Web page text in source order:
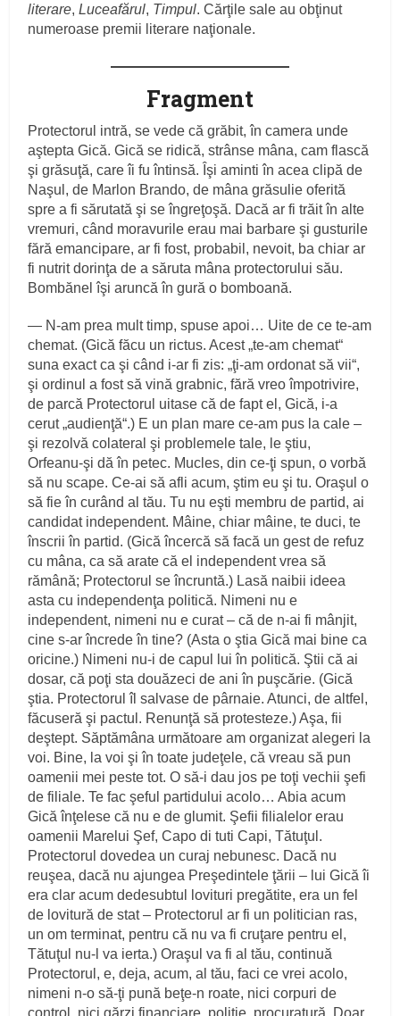
literare,Luceafărul, Timpul. Cărţile sale au obţinut
numeroase premii literare naţionale.
Fragment
Protectorul intră, se vede că grăbit, în camera unde
aştepta Gică. Gică se ridică, strânse mâna, cam flască
şi grăsuţă, care îi fu întinsă. Îşi aminti în acea clipă de
Naşul, de Marlon Brando, de mâna grăsulie oferită
spre a fi sărutată şi se îngreţoşă. Dacă ar fi trăit în alte
vremuri, când moravurile erau mai barbare şi gusturile
fără emancipare, ar fi fost, probabil, nevoit, ba chiar ar
fi nutrit dorinţa de a săruta mâna protectorului său.
Bombănel îşi aruncă în gură o bomboană.
— N‑am prea mult timp, spuse apoi… Uite de ce te‑am
chemat. (Gică făcu un rictus. Acest „te‑am chemat“
suna exact ca şi când i‑ar fi zis: „ţi‑am ordonat să vii“,
şi ordinul a fost să vină grabnic, fără vreo împotrivire,
de parcă Protectorul uitase că de fapt el, Gică, i‑a
cerut „audienţă“.) E un plan mare ce‑am pus la cale –
şi rezolvă colateral şi problemele tale, le ştiu,
Orfeanu‑şi dă în petec. Mucles, din ce‑ţi spun, o vorbă
să nu scape. Ce‑ai să afli acum, ştim eu şi tu. Oraşul o
să fie în curând al tău. Tu nu eşti membru de partid, ai
candidat independent. Mâine, chiar mâine, te duci, te
înscrii în partid. (Gică încercă să facă un gest de refuz
cu mâna, ca să arate că el independent vrea să
rămână; Protectorul se încruntă.) Lasă naibii ideea
asta cu independenţa politică. Nimeni nu e
independent, nimeni nu e curat – că de n‑ai fi mânjit,
cine s‑ar încrede în tine? (Asta o ştia Gică mai bine ca
oricine.) Nimeni nu‑i de capul lui în politică. Ştii că ai
dosar, că poţi sta douăzeci de ani în puşcărie. (Gică
ştia. Protectorul îl salvase de pârnaie. Atunci, de altfel,
făcuseră şi pactul. Renunţă să protesteze.) Aşa, fii
deştept. Săptămâna următoare am organizat alegeri la
voi. Bine, la voi şi în toate judeţele, că vreau să pun
oamenii mei peste tot. O să‑i dau jos pe toţi vechii şefi
de filiale. Te fac şeful partidului acolo… Abia acum
Gică înţelese că nu e de glumit. Şefii filialelor erau
oamenii Marelui Şef, Capo di tuti Capi, Tătuţul.
Protectorul dovedea un curaj nebunesc. Dacă nu
reuşea, dacă nu ajungea Preşedintele ţării – lui Gică îi
era clar acum dedesubtul lovituri pregătite, era un fel
de lovitură de stat – Protectorul ar fi un politician ras,
un om terminat, pentru că nu va fi cruţare pentru el,
Tătuţul nu‑l va ierta.) Oraşul va fi al tău, continuă
Protectorul, e, deja, acum, al tău, faci ce vrei acolo,
nimeni n‑o să‑ţi pună beţe‑n roate, nici corpuri de
control, nici gărzi financiare, poliţie, procuratură. Doar